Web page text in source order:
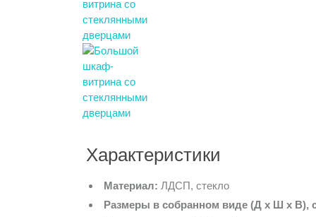
Характеристики
Материал: ЛДСП, стекло
Размеры в собранном виде (Д х Ш х В),